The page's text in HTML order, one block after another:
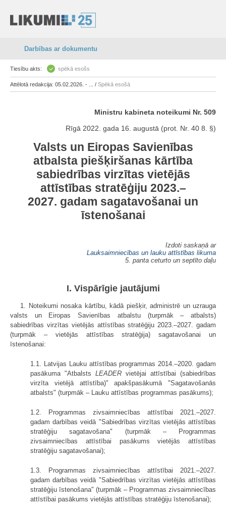
Darbības ar dokumentu
Tiesību akts: spēkā esošs
Attēlotā redakcija: 05.02.2026. - ... / Spēkā esošā
Ministru kabineta noteikumi Nr. 509
Rīgā 2022. gada 16. augustā (prot. Nr. 40 8. §)
Valsts un Eiropas Savienības
atbalsta piešķiršanas kārtība
sabiedrības virzītas vietējās
attīstības stratēģiju 2023.–
2027. gadam sagatavošanai un
īstenošanai
Izdoti saskaņā ar
Lauksaimniecības un lauku attīstības likuma
5. panta ceturto un septīto daļu
I. Vispārīgie jautājumi
1. Noteikumi nosaka kārtību, kādā piešķir, administrē un uzrauga
valsts un Eiropas Savienības atbalstu (turpmāk – atbalsts)
sabiedrības virzītas vietējās attīstības stratēģiju 2023.–2027. gadam
(turpmāk – vietējās attīstības stratēģija) sagatavošanai un
īstenošanai:
1.1. Latvijas Lauku attīstības programmas 2014.–2020. gadam
pasākuma "Atbalsts LEADER vietējai attīstībai (sabiedrības
virzīta vietējā attīstība)" apakšpasākumā "Sagatavošanās
atbalsts" (turpmāk – Lauku attīstības programmas pasākums);
1.2. Programmas zivsaimniecības attīstībai 2021.–2027.
gadam darbības veidā "Sabiedrības virzītas vietējās attīstības
stratēģiju sagatavošana" (turpmāk – Programmas
zivsaimniecības attīstībai pasākums vietējās attīstības
stratēģiju sagatavošanai);
1.3. Programmas zivsaimniecības attīstībai 2021.–2027.
gadam darbības veidā "Sabiedrības virzītas vietējās attīstības
stratēģiju īstenošana" (turpmāk – Programmas zivsaimniecības
attīstībai pasākums vietējās attīstības stratēģiju īstenošanai);